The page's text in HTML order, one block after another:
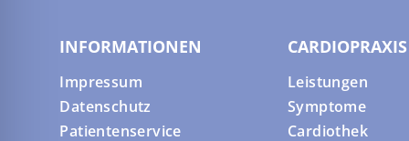
INFORMATIONEN
Impressum
Datenschutz
Patientenservice
CARDIOPRAXIS
Leistungen
Symptome
Cardiothek